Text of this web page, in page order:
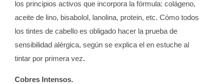
los principios activos que incorpora la fórmula: colágeno,
aceite de lino, bisabolol, lanolina, protein, etc. Cómo todos
los tintes de cabello es obligado hacer la prueba de
sensibilidad alérgica, según se explica el en estuche al
tintar por primera vez.
Cobres Intensos.